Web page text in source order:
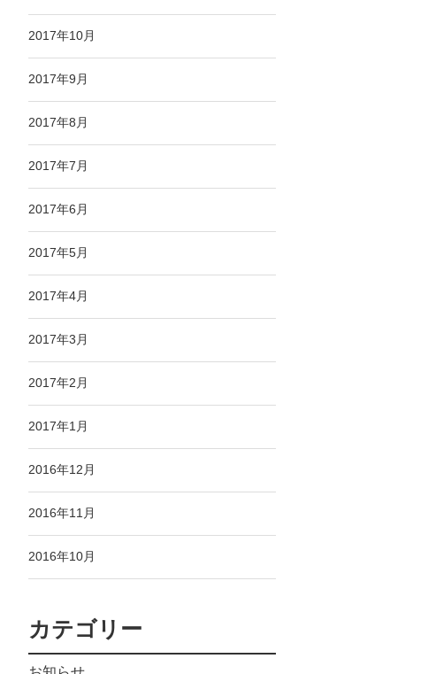
2017年10月
2017年9月
2017年8月
2017年7月
2017年6月
2017年5月
2017年4月
2017年3月
2017年2月
2017年1月
2016年12月
2016年11月
2016年10月
カテゴリー